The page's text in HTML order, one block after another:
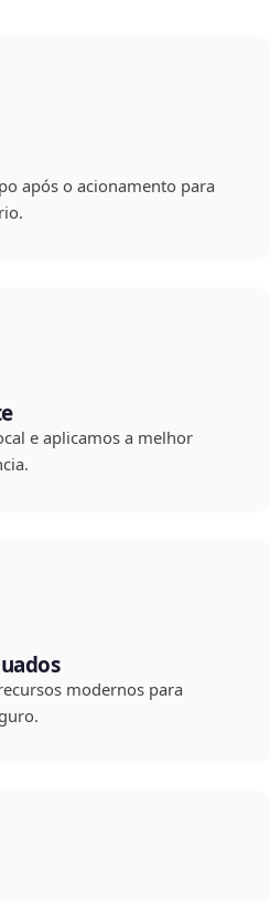
após o acionamento para
e aplicamos a melhor
modernos para